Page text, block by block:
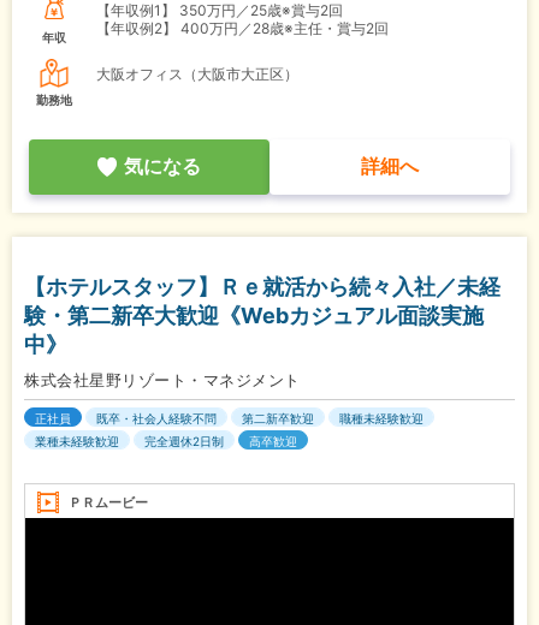
年収
【年収例1】
350万円／25歳※賞与2回
【年収例2】
400万円／28歳※主任・賞与2回
勤務地
大阪オフィス（大阪市大正区）
気になる 詳細へ
【ホテルスタッフ】Ｒｅ就活から続々入社／未経
験・第二新卒大歓迎《Webカジュアル面談実施
中》
株式会社星野リゾート・マネジメント
正社員 既卒・社会人経験不問 第二新卒歓迎
職種未経験歓迎
業種未経験歓迎
完全週休2日制 高卒歓迎
ＰＲムービー